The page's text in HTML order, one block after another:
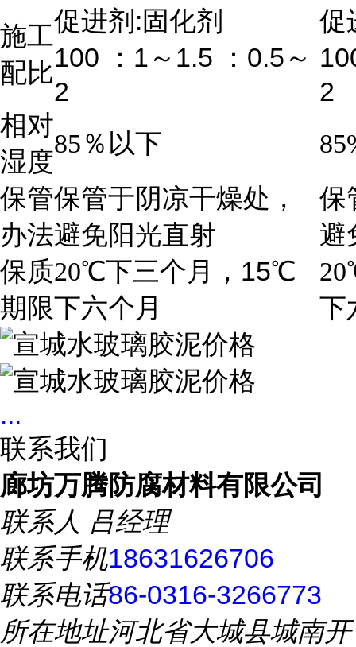
施工
配比
促进剂 :固化剂
100 ： 1 ～ 1.5 ： 0.5 ～
2
促
2
相对
湿度
85％以下
保管
办法
保管于阴凉干燥处，
避免阳光直射
保
避
保质
期限
20℃下三个月， 15℃
下六个月
20
下
...
联系我们
廊坊万腾防腐材料有限公司
联系人 吕经理
联系手机18631626706
联系电话86-0316-3266773
所在地址河北省大城县城南开